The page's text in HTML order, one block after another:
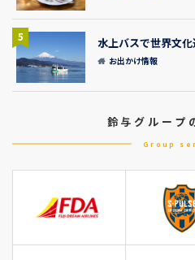
5 水上バスで世界文
お出かけ情報
鈴与グループ
Group